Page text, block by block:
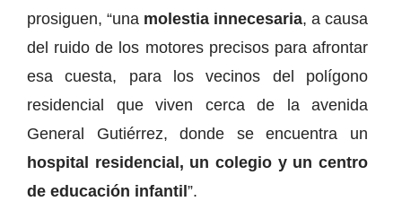
prosiguen, “una molestia innecesaria, a causa
del ruido de los motores precisos para afrontar
esa cuesta, para los vecinos del polígono
residencial que viven cerca de la avenida
General Gutiérrez, donde se encuentra un
hospital residencial, un colegio y un centro
de educación infantil ”.